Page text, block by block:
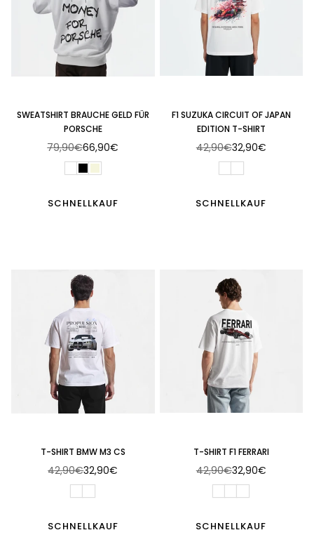
SWEATSHIRT BRAUCHE GELD FÜR
PORSCHE
Normaler
Preis
79,90€66,90€
SCHNELLKAUF
F1 SUZUKA CIRCUIT OF JAPAN
EDITION T-SHIRT
Normaler
42,90€32,90€
SCHNELLKAUF
T-SHIRT BMW M3 CS
Normaler
42,90€32,90€
SCHNELLKAUF
T-SHIRT F1 FERRARI
Normaler
42,90€32,90€
SCHNELLKAUF